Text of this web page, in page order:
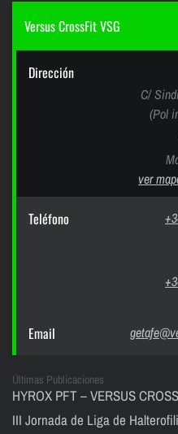
Versus CrossFit VSG
Dirección
C/
(Pol
ver
Teléfono
Email
Últimas Publicaciones
HYROX PFT – VERSUS
III Jornada de Liga de